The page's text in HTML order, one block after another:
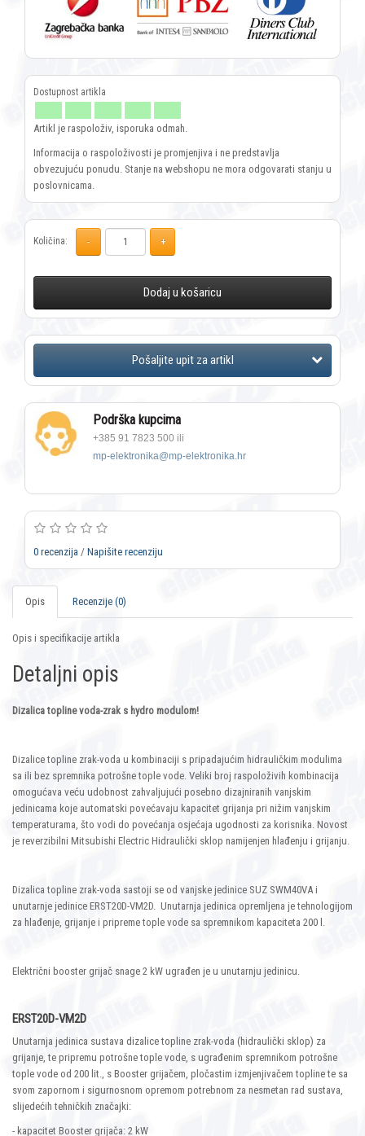
Artikl je raspoloživ, isporuka odmah.
Informacija o raspoloživosti je promjenjiva i ne predstavlja
obvezujuću ponudu. Stanje na webshopu ne mora odgovarati stanju u
poslovnicama.
Količina:
Dodaj u košaricu
Podrška kupcima
+385 91 7823 500 ili
mp-elektronika@mp-elektronika.hr
0 recenzija / Napišite recenziju
Opis Recenzije (0)
Opis i specifikacije artikla
Detaljni opis
Dizalica topline voda-zrak s hydro modulom!
Dizalice topline zrak-voda u kombinaciji s pripadajućim hidrauličkim modulima
sa ili bez spremnika potrošne tople vode. Veliki broj raspoloživih kombinacija
omogućava veću udobnost zahvaljujući posebno dizajniranih vanjskim
jedinicama koje automatski povećavaju kapacitet grijanja pri nižim vanjskim
temperaturama, što vodi do povećanja osjećaja ugodnosti za korisnika. Novost
je reverzibilni Mitsubishi Electric Hidraulički sklop namijenjen hlađenju i grijanju.
Dizalica topline zrak-voda sastoji se od vanjske jedinice SUZ SWM40VA i
unutarnje jedinice ERST20D-VM2D. Unutarnja jedinica opremljena je tehnologijom
za hlađenje, grijanje i pripreme tople vode sa spremnikom kapaciteta 200 l.
Električni booster grijač snage 2 kW ugrađen je u unutarnju jedinicu.
ERST20D-VM2D
Unutarnja jedinica sustava dizalice topline zrak-voda (hidraulički sklop) za
grijanje, te pripremu potrošne tople vode, s ugrađenim spremnikom potrošne
tople vode od 200 lit., s Booster grijačem, pločastim izmjenjivačem topline te sa
svom zapornom i sigurnosnom opremom potrebnom za nesmetan rad sustava,
slijedećih tehničkih značajki:
- kapacitet Booster grijača: 2 kW